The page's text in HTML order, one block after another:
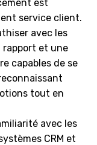
est
service client.
avec les
et une
capables de se
tout en
avec les
CRM et